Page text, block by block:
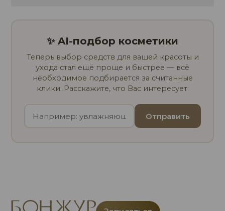
✨ AI-подбор косметики
Теперь выбор средств для вашей красоты и
ухода стал ещё проще и быстрее — всё
необходимое подбирается за считанные
клики. Расскажите, что Вас интересует:
Отправить